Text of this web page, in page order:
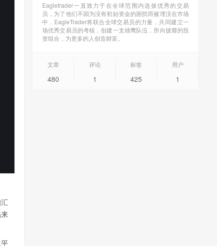
Eagletrader一直致力于在全球范围内选拔优秀的交易
员，为了他们不因为没有初始资金的困扰而被埋没在市场
中，EagleTrader将联合全球交易员的力量，共同建立一
场优秀交易员的考核，创建一支雄鹰队伍，所向披靡的投
资组合，为更多的人创造财富。
文章
480
评论
1
标签
425
用户
1